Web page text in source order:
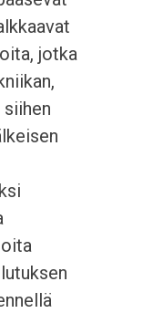
jotka